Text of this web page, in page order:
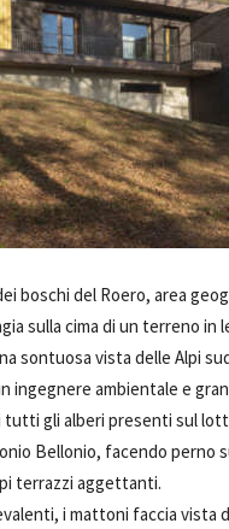
boschi del Roero, area
sulla cima di un terreno
sontuosa vista delle Alpi
ingegnere ambientale e
tutti gli alberi presenti sul
Bellonio, facendo perno
terrazzi aggettanti.
i mattoni faccia vista